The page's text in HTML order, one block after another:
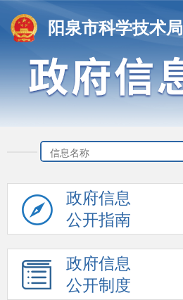
阳泉市科学技术局
政府信息
公开指南
政府信息
公开制度